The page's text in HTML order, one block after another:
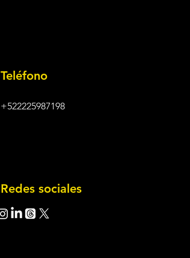
Teléfono
+522225987198
Redes sociales